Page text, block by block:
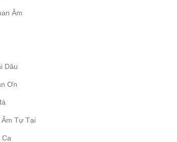
Âm
Dâu
Ơn
Tự Tại